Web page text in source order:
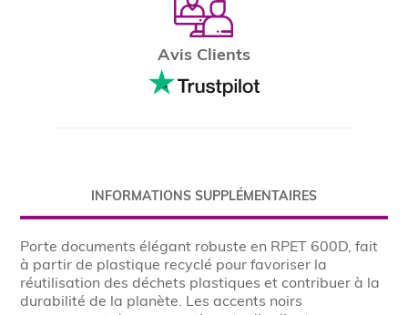
Avis Clients
INFORMATIONS SUPPLÉMENTAIRES
Porte documents élégant robuste en RPET 600D, fait
à partir de plastique recyclé pour favoriser la
réutilisation des déchets plastiques et contribuer à la
durabilité de la planète. Les accents noirs